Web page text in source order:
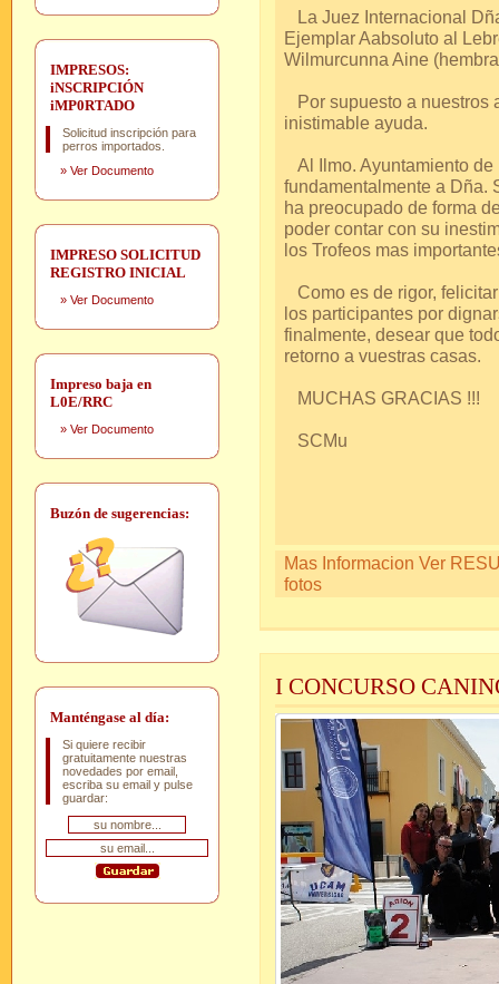
IMPRESOS:
iNSCRIPCIÓN
iMP0RTADO
Solicitud inscripción para
perros importados.
» Ver Documento
IMPRESO SOLICITUD
REGISTRO INICIAL
» Ver Documento
Impreso baja en
L0E/RRC
» Ver Documento
Buzón de sugerencias:
Manténgase al día:
Si quiere recibir
gratuitamente nuestras
novedades por email,
escriba su email y pulse
guardar:
La Juez Internacional
Ejemplar Aabsoluto al
Wilmurcunna Aine
Por supuesto a nuestros
inistimable ayuda.
Al Ilmo. Ayuntamiento
fundamentalmente a Dña.
ha preocupado de forma
poder contar con su
los Trofeos mas
Como es de rigor,
los participantes por
finalmente, desear que
retorno a vuestras casas.
MUCHAS GRACIAS !!!
SCMu
Mas Informacion Ver
fotos
I CONCURSO